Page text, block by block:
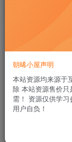
域名：都可以，
故障率也相对来
时，
所以您的资金安
式，包括微信、
朝晞小屋声明
本站资源均来源于
除 本站资源售价
需！ 资源仅供学
用户自负！